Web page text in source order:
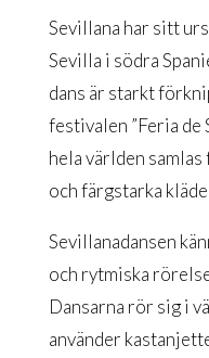
Sevillana har sitt
Sevilla i södra
dans är starkt
festivalen ”Feria de
hela världen
och färgstarka
Sevillanadansen
och rytmiska
Dansarna rör sig i
använder